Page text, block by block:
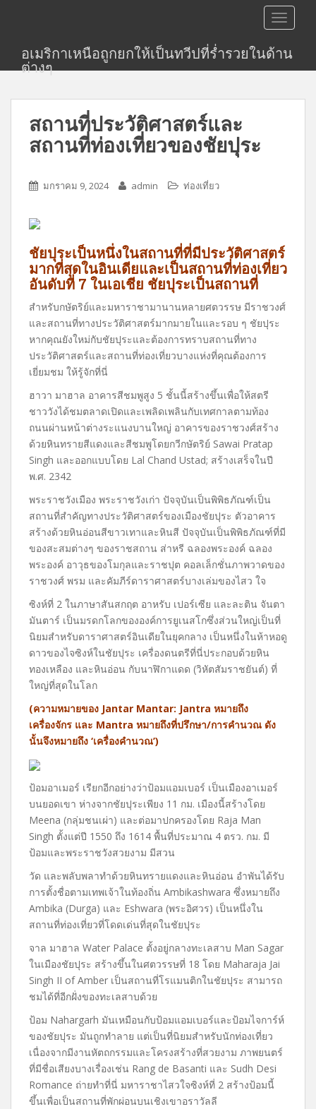
t
อเมริกาเหนือถูกยกให้เป็นทวีปที่ร่ำรวยในด้าน
ต่างๆ
สถานที่ประวัติศาสตร์และ
สถานที่ท่องเที่ยวของชัยปุระ
มกราคม 9, 2024 admin ท่องเที่ยว
ชัยปุระเป็นหนึ่งในสถานที่ที่มีประวัติศาสตร์
มากที่สุดในอินเดียและเป็นสถานที่ท่องเที่ยว
อันดับที่ 7 ในเอเชีย ชัยปุระเป็นสถานที่
สำหรับกษัตริย์และมหาราชามานานหลายศตวรรษ มีราชวงศ์
และสถานที่ทางประวัติศาสตร์มากมายในและรอบ ๆ ชัยปุระ
หากคุณยังใหม่กับชัยปุระและต้องการทราบสถานที่ทาง
ประวัติศาสตร์และสถานที่ท่องเที่ยวบางแห่งที่คุณต้องการ
เยี่ยมชม ให้รู้จักที่นี่
ฮาวา มาฮาล อาคารสีชมพูสูง 5 ชั้นนี้สร้างขึ้นเพื่อให้สตรี
ชาววังได้ชมตลาดเปิดและเพลิดเพลินกับเทศกาลตามท้อง
ถนนผ่านหน้าต่างระแนงบานใหญ่ อาคารของราชวงศ์สร้าง
ด้วยหินทรายสีแดงและสีชมพูโดยกวีกษัตริย์ Sawai Pratap
Singh และออกแบบโดย Lal Chand Ustad; สร้างเสร็จในปี
พ.ศ. 2342
พระราชวังเมือง พระราชวังเก่า ปัจจุบันเป็นพิพิธภัณฑ์เป็น
สถานที่สำคัญทางประวัติศาสตร์ของเมืองชัยปุระ ตัวอาคาร
สร้างด้วยหินอ่อนสีขาวเทาและหินสี ปัจจุบันเป็นพิพิธภัณฑ์ที่มี
ของสะสมต่างๆ ของราชสถาน ส่าหรี ฉลองพระองค์ ฉลอง
พระองค์ อาวุธของโมกุลและราชปุต คอลเล็กชั่นภาพวาดของ
ราชวงศ์ พรม และคัมภีร์ดาราศาสตร์บางเล่มของไสว ใจ
ซิงห์ที่ 2 ในภาษาสันสกฤต อาหรับ เปอร์เซีย และละติน จันตา
มันตาร์ เป็นมรดกโลกขององค์การยูเนสโกซึ่งส่วนใหญ่เป็นที่
นิยมสำหรับดาราศาสตร์อินเดียในยุคกลาง เป็นหนึ่งในห้าหอดู
ดาวของไจซิงห์ในชัยปุระ เครื่องดนตรีที่นี่ประกอบด้วยหิน
ทองเหลือง และหินอ่อน กับนาฬิกาแดด (วิหัตสัมราชยันต์) ที่
ใหญ่ที่สุดในโลก
(ความหมายของ Jantar Mantar: Jantra หมายถึง
เครื่องจักร และ Mantra หมายถึงที่ปรึกษา/การคำนวณ ดัง
นั้นจึงหมายถึง ‘เครื่องคำนวณ’)
ป้อมอาเมอร์ เรียกอีกอย่างว่าป้อมแอมเบอร์ เป็นเมืองอาเมอร์
บนยอดเขา ห่างจากชัยปุระเพียง 11 กม. เมืองนี้สร้างโดย
Meena (กลุ่มชนเผ่า) และต่อมาปกครองโดย Raja Man
Singh ตั้งแต่ปี 1550 ถึง 1614 พื้นที่ประมาณ 4 ตรว. กม. มี
ป้อมและพระราชวังสวยงาม มีสวน
วัด และพลับพลาทำด้วยหินทรายแดงและหินอ่อน อำพันได้รับ
การตั้งชื่อตามเทพเจ้าในท้องถิ่น Ambikashwara ซึ่งหมายถึง
Ambika (Durga) และ Eshwara (พระอิศวร) เป็นหนึ่งใน
สถานที่ท่องเที่ยวที่โดดเด่นที่สุดในชัยปุระ
จาล มาฮาล Water Palace ตั้งอยู่กลางทะเลสาบ Man Sagar
ในเมืองชัยปุระ สร้างขึ้นในศตวรรษที่ 18 โดย Maharaja Jai ​​
Singh II of Amber เป็นสถานที่โรแมนติกในชัยปุระ สามารถ
ชมได้ที่อีกฝั่งของทะเลสาบด้วย
ป้อม Nahargarh มันเหมือนกับป้อมแอมเบอร์และป้อมไจการ์ห์
ของชัยปุระ มันถูกทำลาย แต่เป็นที่นิยมสำหรับนักท่องเที่ยว
เนื่องจากมีงานหัตถกรรมและโครงสร้างที่สวยงาม ภาพยนตร์
ที่มีชื่อเสียงบางเรื่องเช่น Rang de Basanti และ Sudh Desi
Romance ถ่ายทำที่นี่ มหาราชาไสวใจซิงห์ที่ 2 สร้างป้อมนี้
ขึ้นเพื่อเป็นสถานที่พักผ่อนบนเชิงเขาอราวัลลี